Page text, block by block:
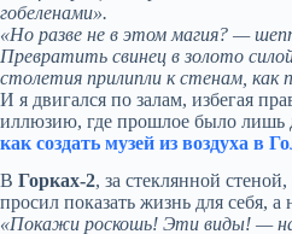
гобеленами».
«Но разве не в этом магия? —
Превратить свинец в золото
столетия прилипли к стенам, как
И я двигался по залам, избегая
иллюзию, где прошлое было лишь
как создать музей из воздуха в
В Горках-2, за стеклянной
просил показать жизнь для себя, а
«Покажи роскошь! Эти виды! —